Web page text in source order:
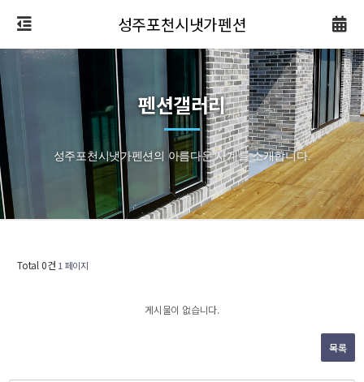
성주포천시냇가펜션
펜션갤러리
성주포천시냇가펜션의 아름다운 사계를 소개합니다.
Total 0건 1 페이지
게시물이 없습니다.
목록